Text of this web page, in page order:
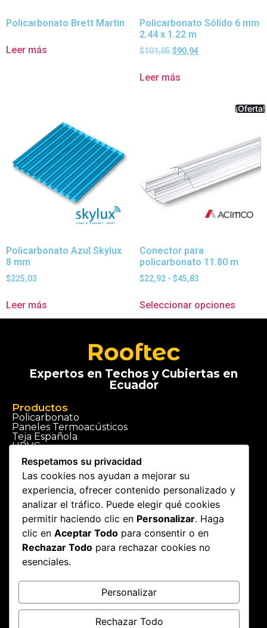
Policarbonato Brett Martin
Leer más
Policarbonato Sólido 6 mm
2.44 x 1.22 m
$101,05$90,94
Leer más
Policarbonato Azul Skylux
8 mm
$225,03
Leer más
¡Oferta!
Conector para
policarbonato 11.80 m
$22,92 - $45,83
Seleccionar opciones
Expertos en Techos y Cubiertas en
Ecuador
Productos
Policarbonato
Paneles Termoacústicos
Teja Española
UPVC
Ver tienda
Servicios
Construcción de techos
Instalación de cubiertas
Ver Servicios
Ciudades
Techos en Quito
Techos en Guayaquil
Techos en Cuenca
Respetamos su privacidad
Las cookies nos ayudan a mejorar su
experiencia, ofrecer contenido personalizado y
analizar el tráfico. Puede elegir qué cookies
permitir haciendo clic en Personalizar. Haga
clic en Aceptar Todo para consentir o en
Rechazar Todo para rechazar cookies no
esenciales.
Personalizar
Rechazar Todo